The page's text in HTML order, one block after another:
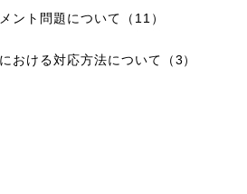
ント問題について（11）
おける対応方法について（3）